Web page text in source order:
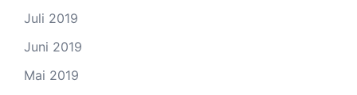
Juli 2019
Juni 2019
Mai 2019